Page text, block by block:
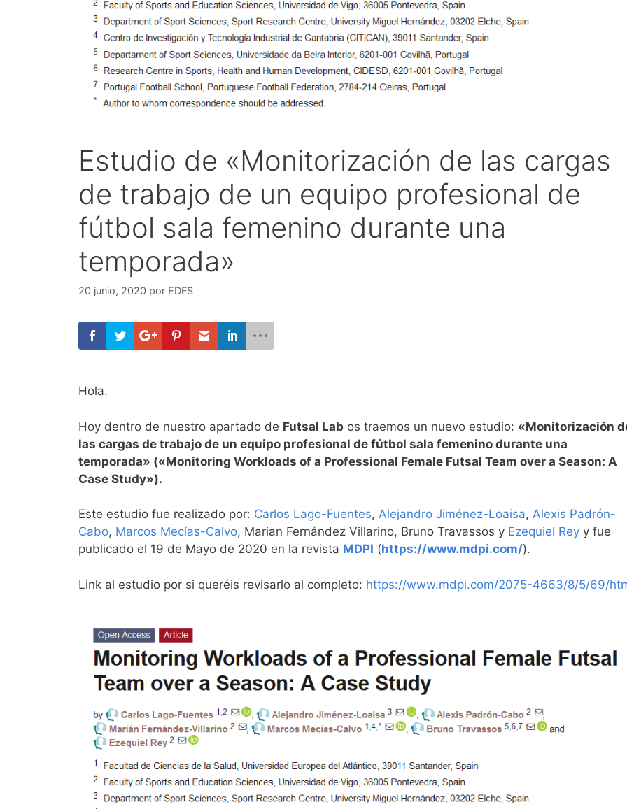
Estudio de «Monitorización de las cargas
de trabajo de un equipo profesional de
fútbol sala femenino durante una
temporada»
20 junio, 2020 por EDFS
Hola.
Hoy dentro de nuestro apartado de Futsal Lab os traemos un nuevo estudio: «Monitorización
las cargas de trabajo de un equipo profesional de fútbol sala femenino durante una
temporada» («Monitoring Workloads of a Professional Female Futsal Team over a Season: A
Case Study»).
Este estudio fue realizado por: Carlos Lago-Fuentes, Alejandro Jiménez-Loaisa, Alexis Padrón-
Cabo, Marcos Mecías-Calvo, Marian Fernández Villarino, Bruno Travassos y Ezequiel Rey y fue
publicado el 19 de Mayo de 2020 en la revista MDPI (https://www.mdpi.com/).
Link al estudio por si queréis revisarlo al completo: https://www.mdpi.com/2075-4663/8/5/69/